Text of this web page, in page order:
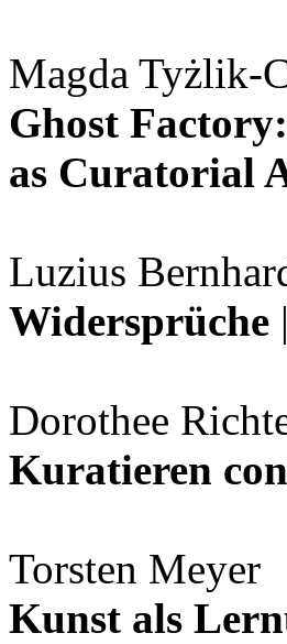
Magda Tyżlik-
Ghost
as Curatorial
Luzius
Widersprüche
Dorothee
Kuratieren
Torsten Meyer
Kunst als